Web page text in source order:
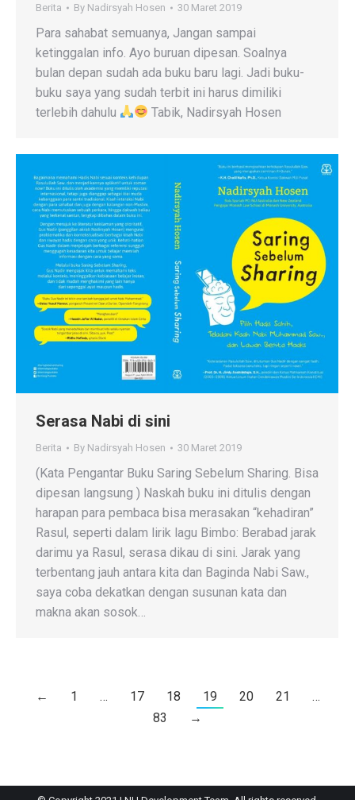
Berita By Nadirsyah Hosen 30 Maret 2019
Para sahabat semuanya, Jangan sampai
ketinggalan info. Ayo buruan dipesan. Soalnya
bulan depan sudah ada buku baru lagi. Jadi buku-
buku saya yang sudah terbit ini harus dimiliki
terlebih dahulu
Tabik, Nadirsyah Hosen
Serasa Nabi di sini
Berita By Nadirsyah Hosen 30 Maret 2019
(Kata Pengantar Buku Saring Sebelum Sharing. Bisa
dipesan langsung ) Naskah buku ini ditulis dengan
harapan para pembaca bisa merasakan “kehadiran”
Rasul, seperti dalam lirik lagu Bimbo: Berabad jarak
darimu ya Rasul, serasa dikau di sini. Jarak yang
terbentang jauh antara kita dan Baginda Nabi Saw.,
saya coba dekatkan dengan susunan kata dan
makna akan sosok…
← 1 … 17 18 19 20 21
…
83
→